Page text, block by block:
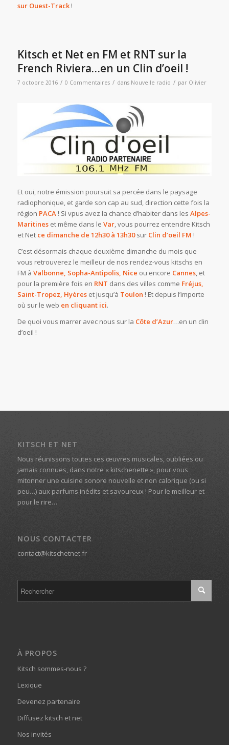
sur Ouest-Track !
Kitsch et Net en FM et RNT sur la
French Riviera…en un Clin d’oeil !
7 octobre 2016 / 0 Commentaires / dans Nouvelle radio / par Olivier
Et oui, notre émission poursuit sa percée dans le paysage
radiophonique, et garde son cap au sud, direction cette fois la
région PACA! Si vpus avez la chance d’habiter dans les Alpes-
Maritineset même dans le Var, vous pourrez entendre Kitsch
et Net ce dimanche de 12h30 à 13h30sur Clin d’oeil FM !
C’est désormais chaque deuxième dimanche du mois que
vous retrouverez le meilleur de nos rendez-vous kitschs en
FM à Valbonne, Sopha-Antipolis, Nice ou encore Cannes, et
pour la première fois en RNT dans des villes comme Fréjus,
Saint-Tropez, Hyèreset jusqu’à Toulon ! Et depuis l’importe
où sur le web en cliquant ici.
De quoi vous marrer avec nous sur la Côte d’Azur…en un clin
d’oeil !
KITSCH ET NET
Nous réunissons toutes ces œuvres musicales, oubliées ou
jamais connues, dans notre « kitschenette », pour vous
mitonner une cuisine sonore nouvelle et non calorique (ou si
peu…) aux parfums inédits et savoureux ! Pour le meilleur et
pour le rire…
NOUS CONTACTER
contact@kitschetnet.fr
À PROPOS
Kitsch sommes-nous ?
Lexique
Devenez partenaire
Diffusez kitsch et net
Nos invités